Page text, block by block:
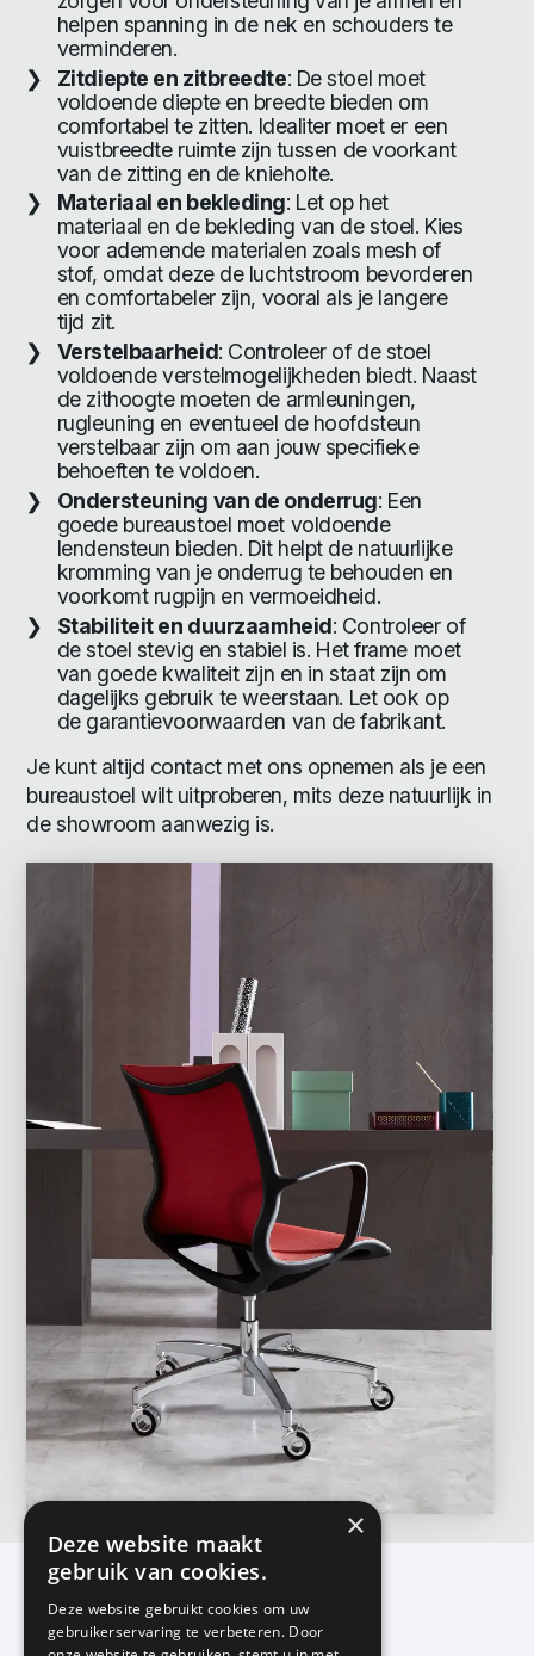
helpen spanning in de nek en schouders te
verminderen.
Zitdiepte en zitbreedte: De stoel moet
voldoende diepte en breedte bieden om
comfortabel te zitten. Idealiter moet er een
vuistbreedte ruimte zijn tussen de voorkant
van de zitting en de knieholte.
Materiaal en bekleding: Let op het
materiaal en de bekleding van de stoel. Kies
voor ademende materialen zoals mesh of
stof, omdat deze de luchtstroom bevorderen
en comfortabeler zijn, vooral als je langere
tijd zit.
Verstelbaarheid: Controleer of de stoel
voldoende verstelmogelijkheden biedt. Naast
de zithoogte moeten de armleuningen,
rugleuning en eventueel de hoofdsteun
verstelbaar zijn om aan jouw specifieke
behoeften te voldoen.
Ondersteuning van de onderrug: Een
goede bureaustoel moet voldoende
lendensteun bieden. Dit helpt de natuurlijke
kromming van je onderrug te behouden en
voorkomt rugpijn en vermoeidheid.
Stabiliteit en duurzaamheid: Controleer of
de stoel stevig en stabiel is. Het frame moet
van goede kwaliteit zijn en in staat zijn om
dagelijks gebruik te weerstaan. Let ook op
de garantievoorwaarden van de fabrikant.
Je kunt altijd contact met ons opnemen als je een
bureaustoel wilt uitproberen, mits deze natuurlijk in
de showroom aanwezig is.
KMP Kantoormeubilair
×
Deze website maakt
gebruik van cookies.
Deze website gebruikt cookies om uw
gebruikerservaring te verbeteren. Door